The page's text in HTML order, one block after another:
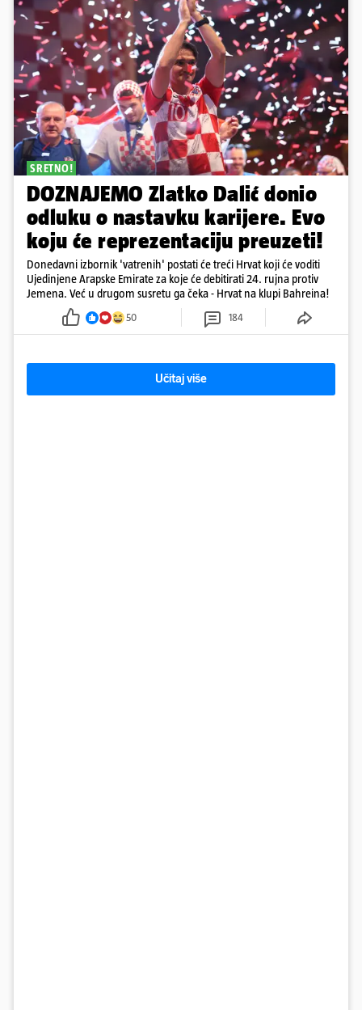
SRETNO!
DOZNAJEMO Zlatko Dalić donio
odluku o nastavku karijere. Evo
koju će reprezentaciju preuzeti!
Donedavni izbornik 'vatrenih' postati će treći Hrvat koji će voditi
Ujedinjene Arapske Emirate za koje će debitirati 24. rujna protiv
Jemena. Već u drugom susretu ga čeka - Hrvat na klupi Bahreina!
50 184
Učitaj više